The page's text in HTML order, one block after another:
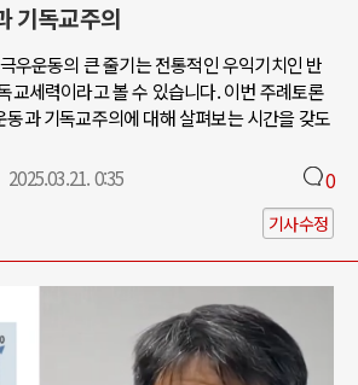
기독교주의
우운동의 큰 줄기는 전통적인 우익기치인 반
교세력이라고 볼 수 있습니다. 이번 주례토론
과 기독교주의에 대해 살펴보는 시간을 갖도
2025.03.21. 0:35 0
기사수정